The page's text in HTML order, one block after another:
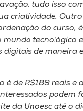
tudo isso
criatividade.
do curso,
mundo tecnológico
digitais de maneira
é de R$189 reais e
podem
da Unoesc até o